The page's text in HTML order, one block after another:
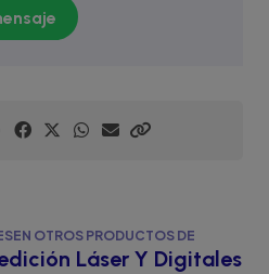
OTROS PRODUCTOS DE
Láser Y Digitales